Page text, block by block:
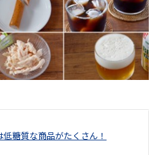
糖質な商品がたくさん！